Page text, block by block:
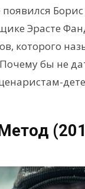
Эрасте
которого
бы не